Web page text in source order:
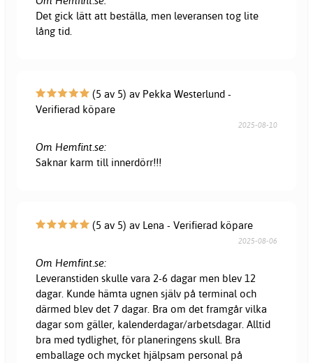
Det gick lätt att beställa, men leveransen tog lite
lång tid.
(5 av 5) av Pekka Westerlund -
Verifierad köpare
2025-08-10
Om Hemfint.se:
Saknar karm till innerdörr!!!
(5 av 5) av Lena - Verifierad köpare
2025-08-06
Om Hemfint.se:
Leveranstiden skulle vara 2-6 dagar men blev 12
dagar. Kunde hämta ugnen själv på terminal och
därmed blev det 7 dagar. Bra om det framgår vilka
dagar som gäller, kalenderdagar/arbetsdagar. Alltid
bra med tydlighet, för planeringens skull. Bra
emballage och mycket hjälpsam personal på